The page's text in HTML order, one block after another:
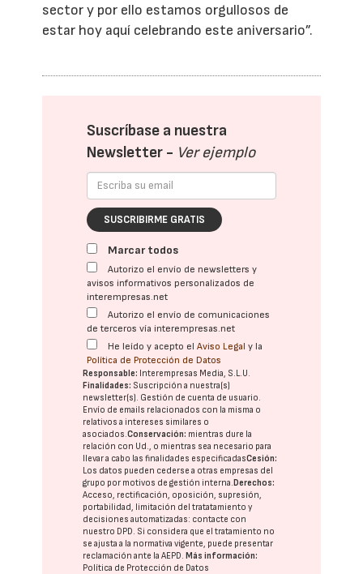
sector y por ello estamos orgullosos de
estar hoy aquí celebrando este aniversario”.
Suscríbase a nuestra
Newsletter - Ver ejemplo
SUSCRIBIRME GRATIS
Marcar todos
Autorizo el envío de newsletters y
avisos informativos personalizados de
interempresas.net
Autorizo el envío de comunicaciones
de terceros vía interempresas.net
He leído y acepto elAviso Legal y la
Política de Protección de Datos
Responsable: Interempresas Media, S.L.U.
Finalidades: Suscripción a nuestra(s)
newsletter(s). Gestión de cuenta de usuario.
Envío de emails relacionados con la misma o
relativos a intereses similares o
asociados.Conservación: mientras dure la
relación con Ud., o mientras sea necesario para
llevar a cabo las finalidades especificadasCesión:
Los datos pueden cederse a otras empresas del
grupo por motivos de gestión interna.Derechos:
Acceso, rectificación, oposición, supresión,
portabilidad, limitación del tratatamiento y
decisiones automatizadas: contacte con
nuestro DPD. Si considera que el tratamiento no
se ajusta a la normativa vigente, puede presentar
reclamación ante laAEPD.Más información:
Política de Protección de Datos